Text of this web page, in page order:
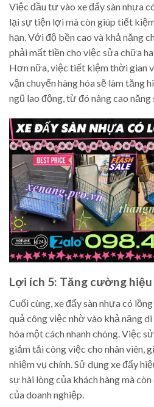
Việc đầu tư vào xe đẩy sàn nhựa
lại sự tiện lợi mà còn giúp tiết
hạn. Với độ bền cao và khả năng
phải mất tiền cho việc sửa chữa
Hơn nữa, việc tiết kiệm thời gian
vận chuyển hàng hóa sẽ làm tăng
ngũ lao động, từ đó nâng cao
Lợi ích 5: Tăng cường
Cuối cùng, xe đẩy sàn nhựa có
quả công việc nhờ vào khả năng
hóa một cách nhanh chóng. Việc
giảm tải công việc cho nhân viên,
nhiệm vụ chính. Sử dụng xe đẩy
sự hài lòng của khách hàng mà
của doanh nghiệp.